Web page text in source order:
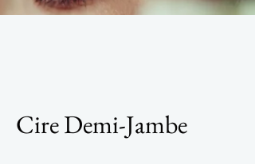
Cire Demi-Jambe